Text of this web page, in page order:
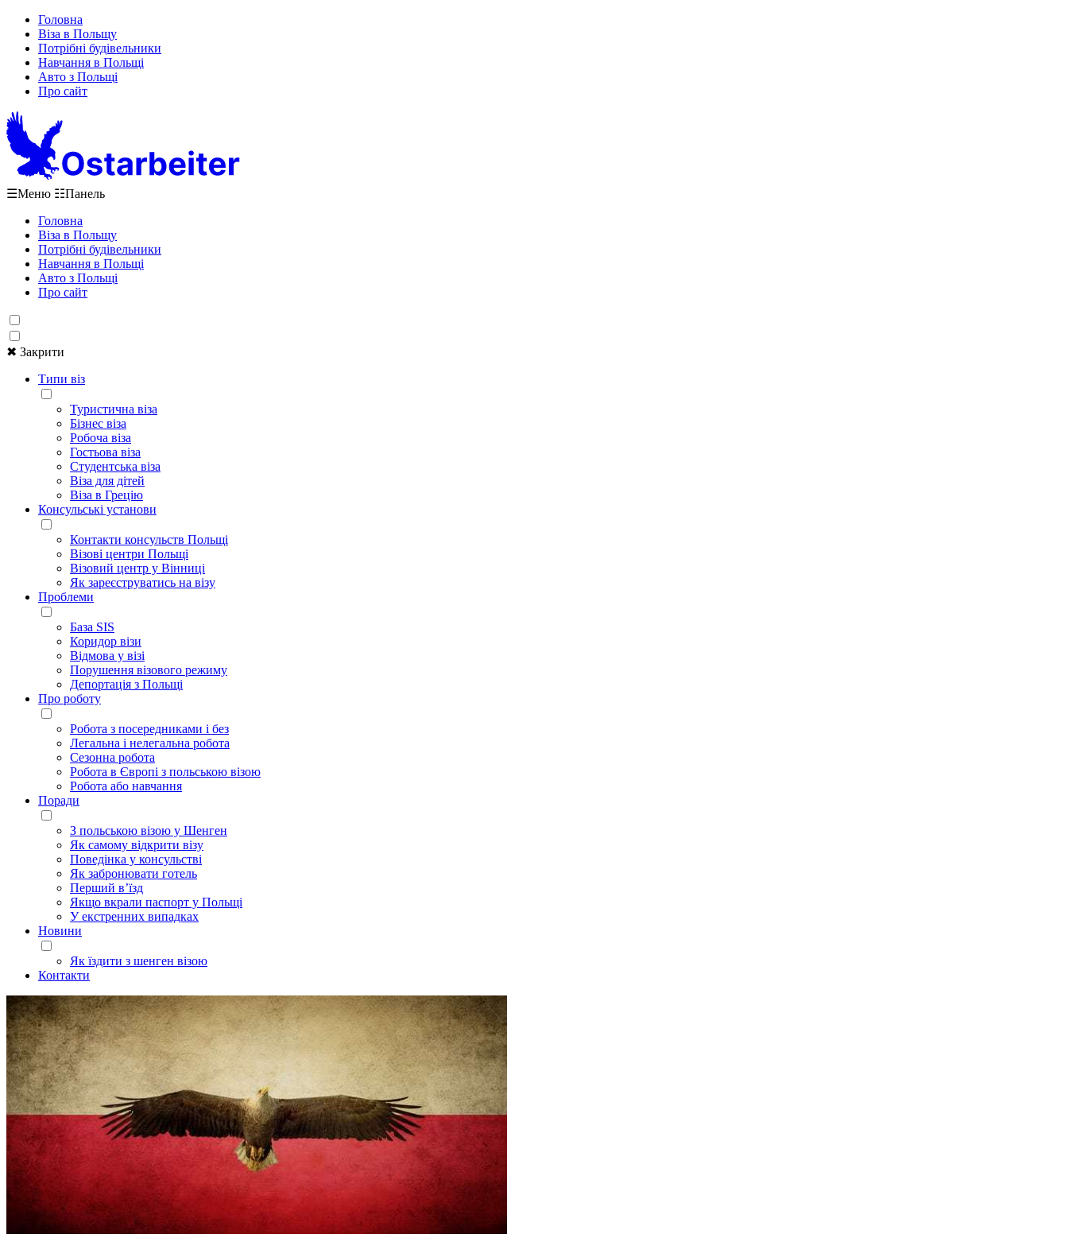
Головна
Віза в Польщу
Потрібні будівельники
Навчання в Польщі
Авто з Польщі
Про сайт
☰Меню ☷Панель
Головна
Віза в Польщу
Потрібні будівельники
Навчання в Польщі
Авто з Польщі
Про сайт
✖ Закрити
Типи віз
Туристична віза
Бізнес віза
Робоча віза
Гостьова віза
Студентська віза
Віза для дітей
Віза в Грецію
Консульські установи
Контакти консульств Польщі
Візові центри Польщі
Візовий центр у Вінниці
Як зареєструватись на візу
Проблеми
База SIS
Коридор візи
Відмова у візі
Порушення візового режиму
Депортація з Польщі
Про роботу
Робота з посередниками і без
Легальна і нелегальна робота
Сезонна робота
Робота в Європі з польською візою
Робота або навчання
Поради
З польською візою у Шенген
Як самому відкрити візу
Поведінка у консульстві
Як забронювати готель
Перший в’їзд
Якщо вкрали паспорт у Польщі
У екстренних випадках
Новини
Як їздити з шенген візою
Контакти